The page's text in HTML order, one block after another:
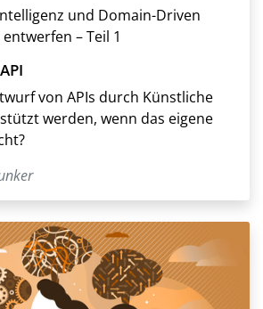
und Domain-Driven
– Teil 1
von APIs durch Künstliche
werden, wenn das eigene